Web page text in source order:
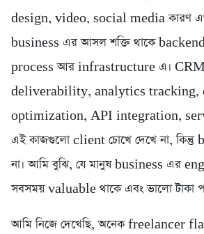
design, video, social media কারণ
business এর আসল শক্তি থাকে
process আর infrastructure এ।
deliverability, analytics tracking,
optimization, API integration,
এই কাজগুলো client চোখে দেখে না, কিন্তু
না। আমি বুঝি, যে মানুষ business এর
সবসময় valuable থাকে এবং ভালো টাকা
আমি নিজে দেখেছি, অনেক freelancer